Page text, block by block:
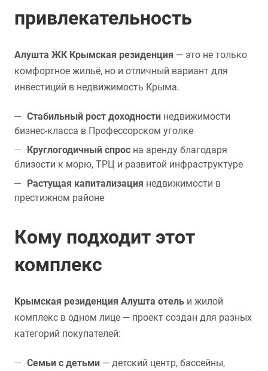
привлекательность
Алушта ЖК Крымская резиденция — это не только
комфортное жильё, но и отличный вариант для
инвестиций в недвижимость Крыма.
Стабильный рост доходности недвижимости
бизнес-класса в Профессорском уголке
Круглогодичный спрос на аренду благодаря
близости к морю, ТРЦ и развитой инфраструктуре
Растущая капитализация недвижимости в
престижном районе
Кому подходит этот
комплекс
Крымская резиденция Алушта отель и жилой
комплекс в одном лице — проект создан для разных
категорий покупателей:
Семьи с детьми — детский центр, бассейны,